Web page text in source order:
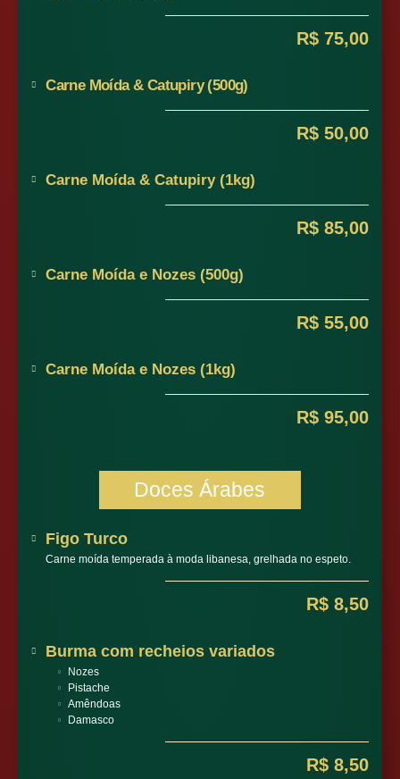
R$ 75,00
Carne Moída & Catupiry (500g)
R$ 50,00
Carne Moída & Catupiry (1kg)
R$ 85,00
Carne Moída e Nozes (500g)
R$ 55,00
Carne Moída e Nozes (1kg)
R$ 95,00
Doces Árabes
Figo Turco
Carne moída temperada à moda libanesa, grelhada no espeto.
R$ 8,50
Burma com recheios variados
Nozes
Pistache
Amêndoas
Damasco
R$ 8,50